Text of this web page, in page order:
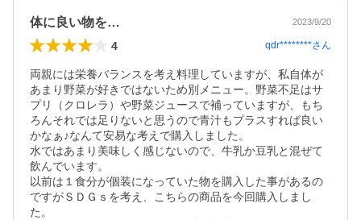
体に良い物を… 2023/9/20
4 qdr********さん
両親には栄養バランスを考え料理していますが、私自体が
あまり野菜が好きではないため別メニュー。野菜不足はサ
プリ（クロレラ）や野菜ジュースで補っていますが、もち
ろんそれでは足りないと思うので青汁もプラスすれば良い
かなぁ♪なんて安易な考えで購入しました。
水ではあまり美味しく感じないので、牛乳か豆乳と混ぜて
飲んでいます。
以前は１食分が個装になっていた物を購入した事があるの
ですがＳＤＧｓを考え、こちらの商品を今回購入しまし
た。